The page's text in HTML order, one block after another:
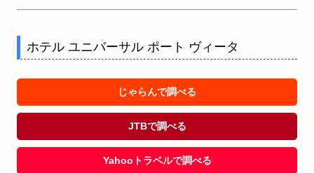
ホテル ユニバーサル ポート ヴィータ
じゃらんで調べる
JTBで調べる
Yahooトラベルで調べる